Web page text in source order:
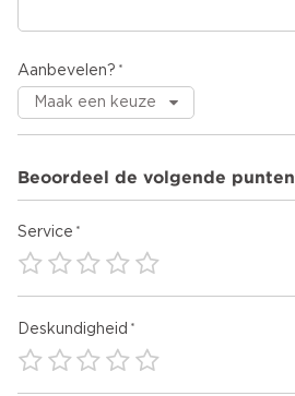
Aanbevelen?
Beoordeel de volgende punten
Service
Deskundigheid